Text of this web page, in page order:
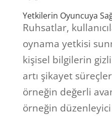
Yetkilerin Oyuncuya
Ruhsatlar,
oynama yetkisi
kişisel bilgilerin
artı şikayet
örneğin değerli
örneğin